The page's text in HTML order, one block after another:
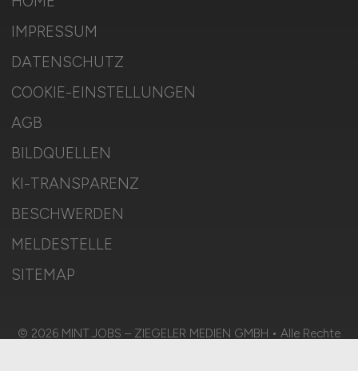
IMPRESSUM
DATENSCHUTZ
COOKIE-EINSTELLUNGEN
AGB
BILDQUELLEN
KI-TRANSPARENZ
BESCHWERDEN
MELDESTELLE
SITEMAP
© 2026 MINT.JOBS – ZIEGELER MEDIEN GMBH • Alle Rechte